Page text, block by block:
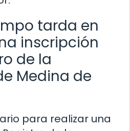
tarda en
inscripción
de la
Medina de
para realizar una